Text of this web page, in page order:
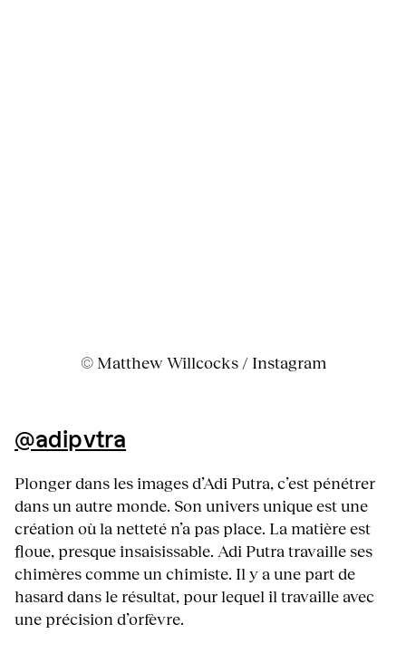
© Matthew Willcocks / Instagram
@adipvtra
Plonger dans les images d’Adi Putra, c’est pénétrer
dans un autre monde. Son univers unique est une
création où la netteté n’a pas place. La matière est
floue, presque insaisissable. Adi Putra travaille ses
chimères comme un chimiste. Il y a une part de
hasard dans le résultat, pour lequel il travaille avec
une précision d’orfèvre.